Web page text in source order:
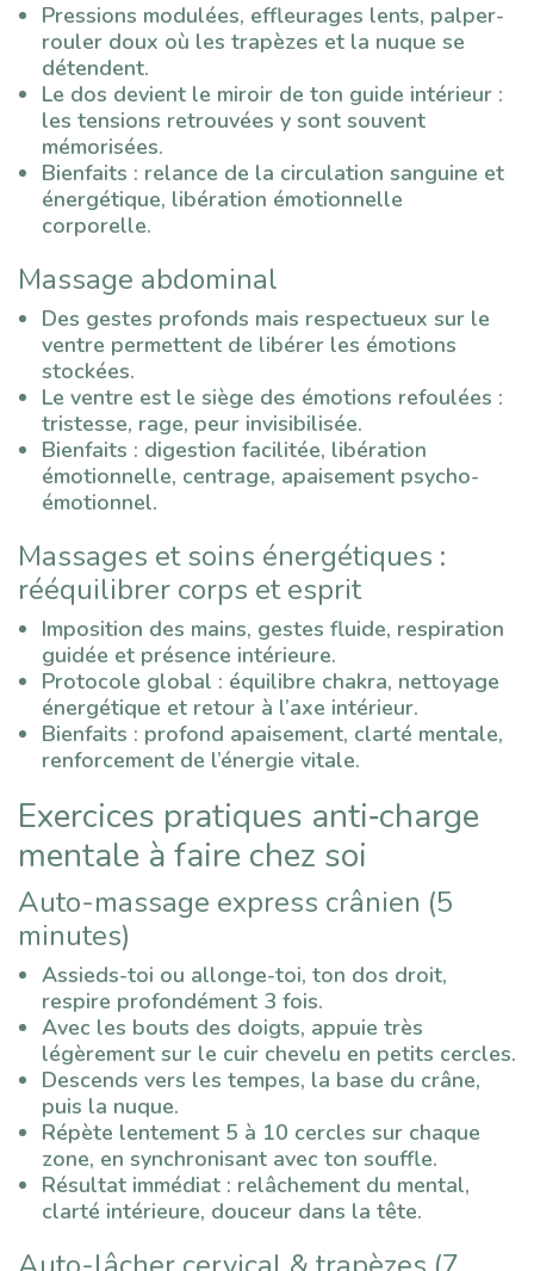
Pressions modulées, effleurages lents, palper-
rouler doux où les trapèzes et la nuque se
détendent.
Le dos devient le miroir de ton guide intérieur :
les tensions retrouvées y sont souvent
mémorisées.
Bienfaits : relance de la circulation sanguine et
énergétique, libération émotionnelle
corporelle.
Massage abdominal
Des gestes profonds mais respectueux sur le
ventre permettent de libérer les émotions
stockées.
Le ventre est le siège des émotions refoulées :
tristesse, rage, peur invisibilisée.
Bienfaits : digestion facilitée, libération
émotionnelle, centrage, apaisement psycho-
émotionnel.
Massages et soins énergétiques :
rééquilibrer corps et esprit
Imposition des mains, gestes fluide, respiration
guidée et présence intérieure.
Protocole global : équilibre chakra, nettoyage
énergétique et retour à l’axe intérieur.
Bienfaits : profond apaisement, clarté mentale,
renforcement de l’énergie vitale.
Exercices pratiques anti‑charge
mentale à faire chez soi
Auto-massage express crânien (5
minutes)
Assieds-toi ou allonge-toi, ton dos droit,
respire profondément 3 fois.
Avec les bouts des doigts, appuie très
légèrement sur le cuir chevelu en petits cercles.
Descends vers les tempes, la base du crâne,
puis la nuque.
Répète lentement 5 à 10 cercles sur chaque
zone, en synchronisant avec ton souffle.
Résultat immédiat : relâchement du mental,
clarté intérieure, douceur dans la tête.